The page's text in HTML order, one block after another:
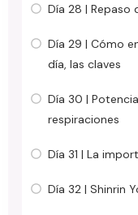
Día 28 | Repaso
Día 29 | Cómo
día, las claves
Día 30 |
respiraciones
Día 31 | La
Día 32 | Shinrin